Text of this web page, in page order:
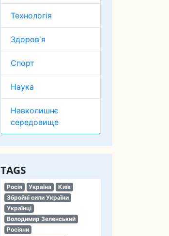
Технологія
Здоров'я
Спорт
Наука
Навколишнє
середовище
TAGS
Росія Україна
Київ
Збройні сили України
Українці
Володимир Зеленський
Росіяни